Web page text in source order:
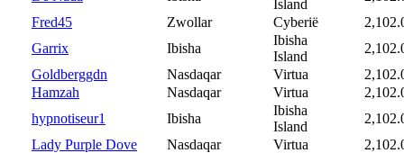
Island
Fred45
Zwollar Cyberië
Garrix
Ibisha
Ibisha
Island
Goldberggdn
Nasdaqar Virtua
Hamzah
Nasdaqar Virtua
hypnotiseur1
Ibisha
Ibisha
Island
Lady Purple Dove
Nasdaqar Virtua